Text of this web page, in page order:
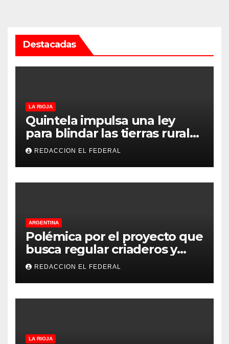
Destacadas
LA RIOJA
Quintela impulsa una ley
para blindar las tierras rurales
de La Rioja: cuáles son los
principales puntos
REDACCION EL FEDERAL
ARGENTINA
Polémica por el proyecto que
busca regular criaderos y
refugios de perros y gatos:
denuncian excesos, mientras
proteccionistas reclaman
controles más duros
REDACCION EL FEDERAL
LA RIOJA